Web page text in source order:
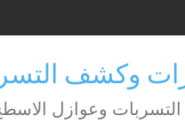
وكشف
وعوازل